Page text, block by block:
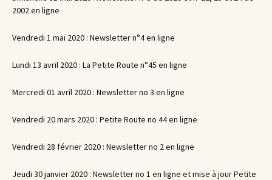
2002 en ligne
Vendredi 1 mai 2020 : Newsletter n°4 en ligne
Lundi 13 avril 2020 : La Petite Route n°45 en ligne
Mercredi 01 avril 2020 : Newsletter no 3 en ligne
Vendredi 20 mars 2020 : Petite Route no 44 en ligne
Vendredi 28 février 2020 : Newsletter no 2 en ligne
Jeudi 30 janvier 2020 : Newsletter no 1 en ligne et mise à jour Petite